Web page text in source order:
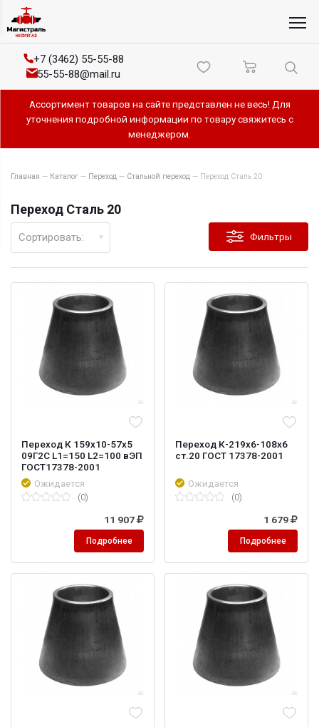
+7 (3462) 55-55-88
55-55-88@mail.ru
Ассортимент товаров на сайте представлен не весь! Для
уточнения подробной информации по товару свяжитесь с
менеджером.
Главная — Каталог — Переход — Стальной переход — Переход Сталь 20
Переход Сталь 20
Фильтры
Сортировать:
Переход К 159х10-57х5
09Г2С L1=150 L2=100 вЭП
ГОСТ17378-2001
Ожидается
(0)
11 907
Подробнее
Переход К-219х6-108х6
ст.20 ГОСТ 17378-2001
Ожидается
(0)
1 679
Подробнее